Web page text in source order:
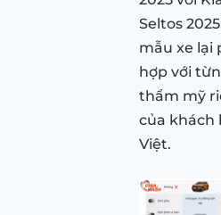
Seltos
mẫu xe lại
hợp với
thẩm mỹ
của khách
Việt.